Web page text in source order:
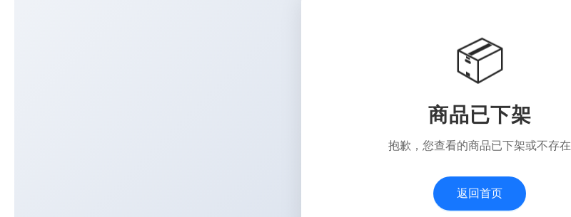
📦
商品已下架
抱歉，您查看的商品已下架或不存在
返回首页